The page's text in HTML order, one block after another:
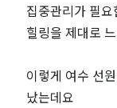
집중관리가 필
힐링을 제대로
이렇게 여수 선
났는데요